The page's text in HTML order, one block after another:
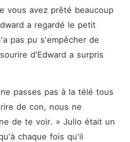
vous avez prêté beaucoup
a regardé le petit
pas pu s'empêcher de
d'Edward a surpris
passes pas à la télé tous
de con, nous ne
de te voir. » Julio était un
chaque fois qu'il